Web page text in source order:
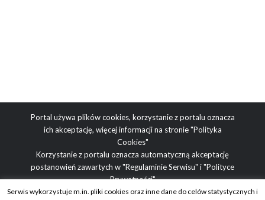
Portal używa plików cookies, korzystanie z portalu oznacza
ich akceptację, więcej informacji na stronie"Polityka
Cookies"
Korzystanie z portalu oznacza automatyczną akceptację
postanowień zawartych w"Regulaminie Serwisu" i"Polityce
Prywatności"
Serwis wykorzystuje m.in. pliki cookies oraz inne dane do celów statystycznych i